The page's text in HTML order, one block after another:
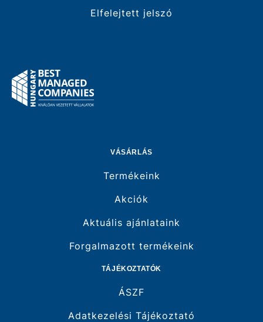
Elfelejtett jelszó
VÁSÁRLÁS
Termékeink
Akciók
Aktuális ajánlataink
Forgalmazott termékeink
TÁJÉKOZTATÓK
ÁSZF
Adatkezelési Tájékoztató